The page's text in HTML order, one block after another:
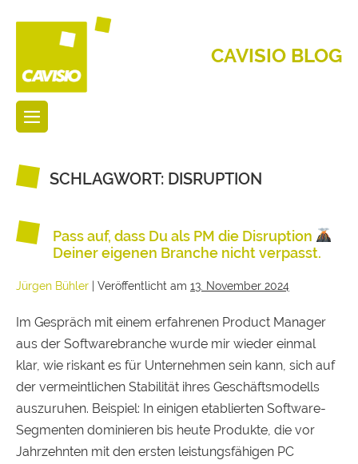
CAVISIO BLOG
SCHLAGWORT: DISRUPTION
Pass auf, dass Du als PM die Disruption
Deiner eigenen Branche nicht verpasst.
Jürgen Bühler Veröffentlicht am 13. November 2024
Im Gespräch mit einem erfahrenen Product Manager
aus der Softwarebranche wurde mir wieder einmal
klar, wie riskant es für Unternehmen sein kann, sich auf
der vermeintlichen Stabilität ihres Geschäftsmodells
auszuruhen. Beispiel: In einigen etablierten Software-
Segmenten dominieren bis heute Produkte, die vor
Jahrzehnten mit den ersten leistungsfähigen PC